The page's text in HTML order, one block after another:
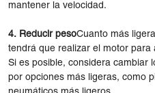
mantener la velocidad.
4. Reducir pesoCuanto más
tendrá que realizar el motor para
Si es posible, considera cambiar
por opciones más ligeras, como